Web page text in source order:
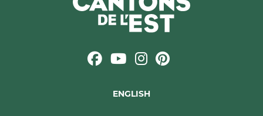
ENGLISH